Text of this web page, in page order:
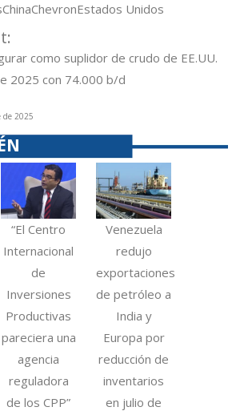
ChinaChevronEstados Unidos
como suplidor de crudo de EE.UU.
2025 con 74.000 b/d
de 2025
“El Centro
Internacional
de
Inversiones
Productivas
pareciera una
agencia
reguladora
de los CPP”
Venezuela
redujo
exportaciones
de petróleo a
India y
Europa por
reducción de
inventarios
en julio de